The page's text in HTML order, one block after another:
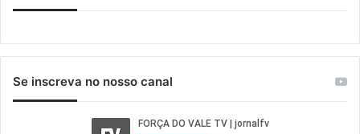
Se inscreva no nosso canal